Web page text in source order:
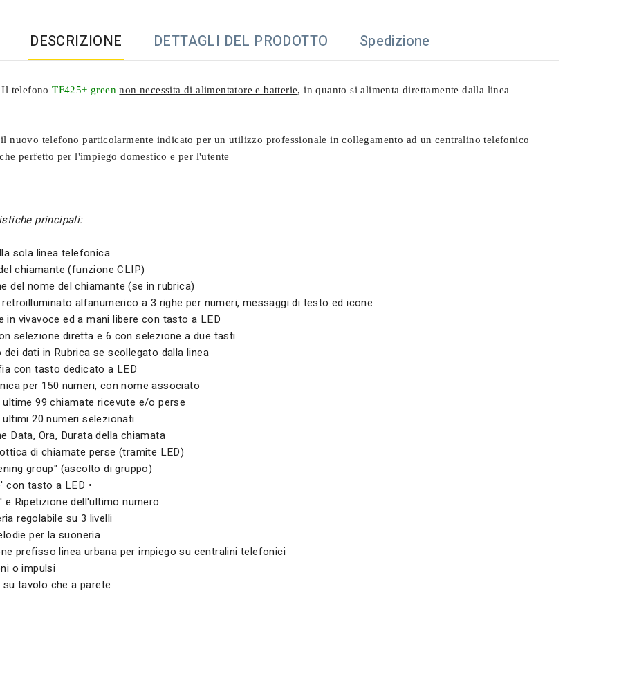
DESCRIZIONE DETTAGLI DEL PRODOTTO Spedizione
Il telefonoTF425+ greennon necessita di alimentatore e batterie, in quanto si alimenta direttamente dalla linea
nuovo telefono particolarmente indicato per un utilizzo professionale in collegamento ad un centralino telefonico
perfetto per l'impiego domestico e per l'utente
principali:
sola linea telefonica
chiamante (funzione CLIP)
del nome del chiamante (se in rubrica)
retroilluminato alfanumerico a 3 righe per numeri, messaggi di testo ed icone
in vivavoce ed a mani libere con tasto a LED
selezione diretta e 6 con selezione a due tasti
dei dati in Rubrica se scollegato dalla linea
con tasto dedicato a LED
per 150 numeri, con nome associato
ultime 99 chiamate ricevute e/o perse
ultimi 20 numeri selezionati
Data, Ora, Durata della chiamata
di chiamate perse (tramite LED)
group" (ascolto di gruppo)
con tasto a LED •
e Ripetizione dell'ultimo numero
regolabile su 3 livelli
per la suoneria
prefisso linea urbana per impiego su centralini telefonici
o impulsi
su tavolo che a parete